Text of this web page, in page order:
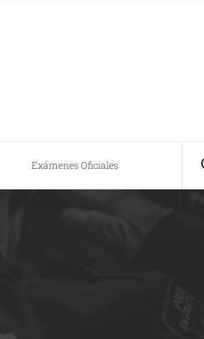
Exámenes Oficiales